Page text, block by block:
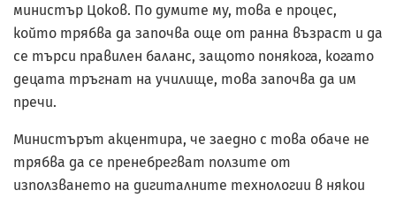
министър Цоков. По думите му, това е процес,
който трябва да започва още от ранна възраст и да
се търси правилен баланс, защото понякога, когато
децата тръгнат на училище, това започва да им
пречи.
Министърът акцентира, че заедно с това обаче не
трябва да се пренебрегват ползите от
използването на дигиталните технологии в някои